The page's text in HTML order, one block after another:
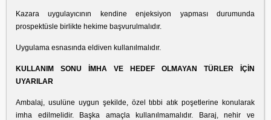
Kazara uygulayıcının kendine enjeksiyon yapması durumunda
prospektüsle birlikte hekime başvurulmalıdır.
Uygulama esnasında eldiven kullanılmalıdır.
KULLANIM SONU İMHA VE HEDEF OLMAYAN TÜRLER İÇİN
UYARILAR
Ambalaj, usulüne uygun şekilde, özel tıbbi atık poşetlerine konularak
imha edilmelidir. Başka amaçla kullanılmamalıdır. Baraj, nehir ve